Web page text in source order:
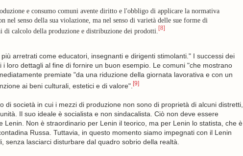
e consumo comuni avente diritto e l'obbligo di applicare la normativa
nel senso della sua violazione, ma nel senso di varietà delle sue forme di
calcolo della produzione e distribuzione dei prodotti.
[8]
arretrati come educatori, insegnanti e dirigenti stimolanti." I successi dei
loro dettagli al fine di fornire un buon esempio. Le comuni "che mostrano
premiate "da una riduzione della giornata lavorativa e con un
ai beni culturali, estetici e di valore". [9]
di società in cui i mezzi di produzione non sono di proprietà di alcuni distretti,
Il suo ideale è socialista e non sindacalista. Ciò non deve essere
Non è straordinario per Lenin il teorico, ma per Lenin lo statista, che è
Russa. Tuttavia, in questo momento siamo impegnati con il Lenin
lasciarci disturbare dal quadro sobrio della realtà.